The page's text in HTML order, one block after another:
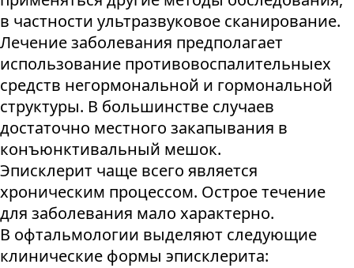
в частности ультразвуковое сканирование.
Лечение заболевания предполагает
использование противовоспалительныех
средств негормональной и гормональной
структуры. В большинстве случаев
достаточно местного закапывания в
конъюнктивальный мешок.
Эписклерит чаще всего является
хроническим процессом. Острое течение
для заболевания мало характерно.
В офтальмологии выделяют следующие
клинические формы эписклерита: